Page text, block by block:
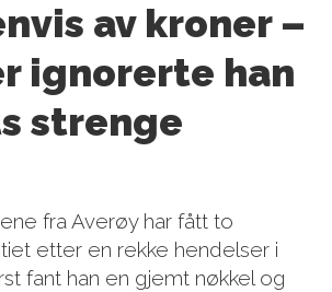
av kroner –
ignorerte han
strenge
fra Averøy har fått to
etter en rekke hendelser i
fant han en gjemt nøkkel og